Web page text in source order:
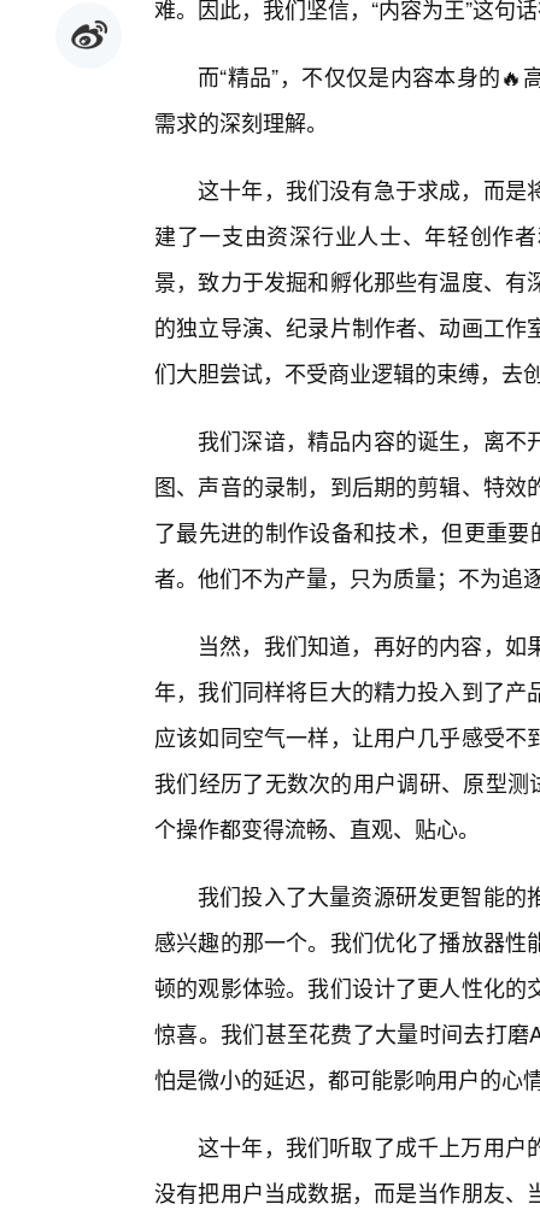
难。因此，我们坚信，“内容为王”这句
而“精品”，不仅仅是内容本身的
需求的深刻理解。
这十年，我们没有急于求成，而是
建了一支由资深行业人士、年轻创作
景，致力于发掘和孵化那些有温度、
的独立导演、纪录片制作者、动画工
们大胆尝试，不受商业逻辑的束缚，去
我们深谙，精品内容的诞生，离
图、声音的录制，到后期的剪辑、特
了最先进的制作设备和技术，但更重
者。他们不为产量，只为质量；不为追
当然，我们知道，再好的内容，
年，我们同样将巨大的精力投入到了
应该如同空气一样，让用户几乎感受
我们经历了无数次的用户调研、原型
个操作都变得流畅、直观、贴心。
我们投入了大量资源研发更智能
感兴趣的那一个。我们优化了播放器
顿的观影体验。我们设计了更人性化
惊喜。我们甚至花费了大量时间去打
怕是微小的延迟，都可能影响用户的心
这十年，我们听取了成千上万用户
没有把用户当成数据，而是当作朋友